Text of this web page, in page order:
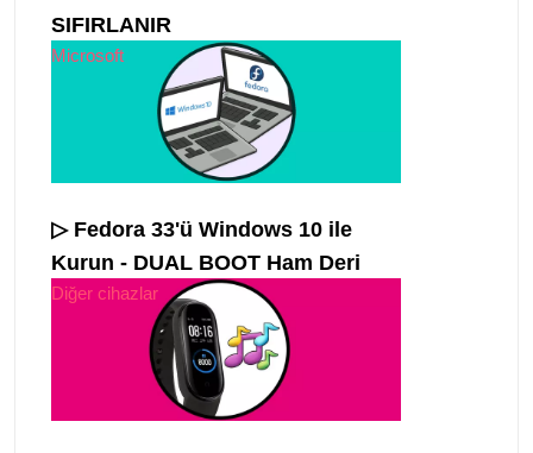
SIFIRLANIR
Microsoft
▷ Fedora 33'ü Windows 10 ile
Kurun - DUAL BOOT Ham Deri
Diğer cihazlar